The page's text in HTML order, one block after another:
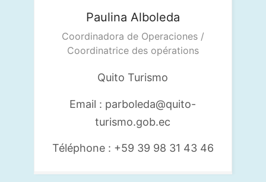
Paulina Alboleda
Coordinadora de Operaciones /
Coordinatrice des opérations
Quito Turismo
Email : parboleda@quito-
turismo.gob.ec
Téléphone : +59 39 98 31 43 46